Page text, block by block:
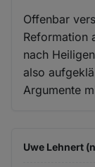
Offenbar
Reformation
nach
also
Argumente
Uwe Lehnert